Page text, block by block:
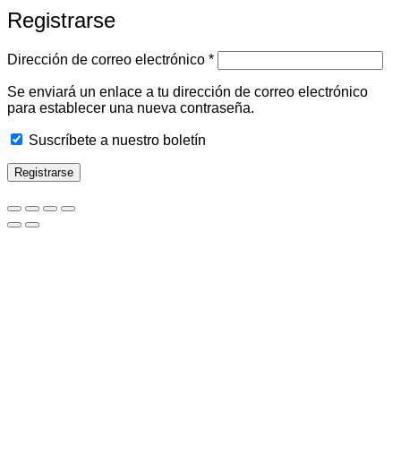
Registrarse
Dirección de correo electrónico *Obligatorio
Se enviará un enlace a tu dirección de correo electrónico
para establecer una nueva contraseña.
Suscríbete a nuestro boletín
Registrarse